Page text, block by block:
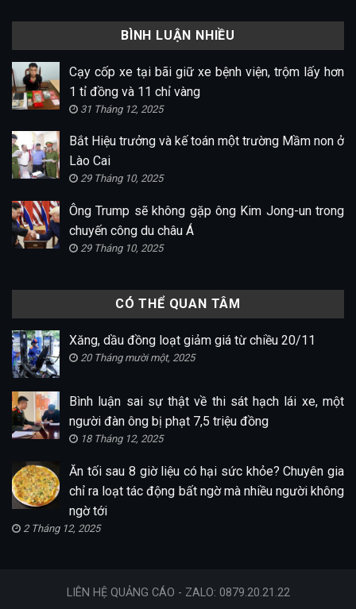
BÌNH LUẬN NHIỀU
Cạy cốp xe tại bãi giữ xe bệnh viện, trộm lấy hơn
1 tỉ đồng và 11 chỉ vàng
31 Tháng 12, 2025
Bắt Hiệu trưởng và kế toán một trường Mầm non ở
Lào Cai
29 Tháng 10, 2025
Ông Trump sẽ không gặp ông Kim Jong-un trong
chuyến công du châu Á
29 Tháng 10, 2025
CÓ THỂ QUAN TÂM
Xăng, dầu đồng loạt giảm giá từ chiều 20/11
20 Tháng mười một, 2025
Bình luận sai sự thật về thi sát hạch lái xe, một
người đàn ông bị phạt 7,5 triệu đồng
18 Tháng 12, 2025
Ăn tối sau 8 giờ liệu có hại sức khỏe? Chuyên gia
chỉ ra loạt tác động bất ngờ mà nhiều người không
ngờ tới
2 Tháng 12, 2025
LIÊN HỆ QUẢNG CÁO - ZALO: 0879.20.21.22